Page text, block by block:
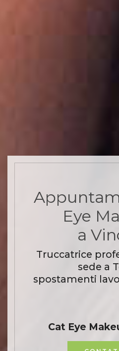
Eye
a
Truccatrice
sede a
spostamenti
Cat Eye